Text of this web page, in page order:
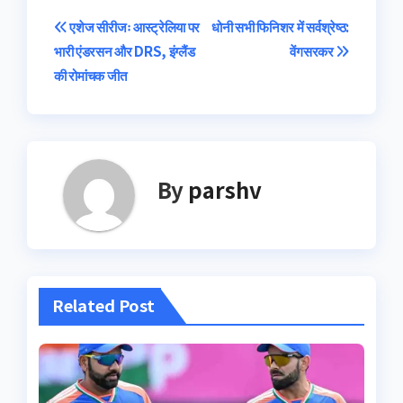
Post
navigation
धोनी सभी फिनिशर में सर्वश्रेष्ठ:
वेंगसरकर
एशेज सीरीजः आस्ट्रेलिया पर
भारी एंडरसन और DRS, इंग्लैंड
की रोमांचक जीत
By parshv
Related Post